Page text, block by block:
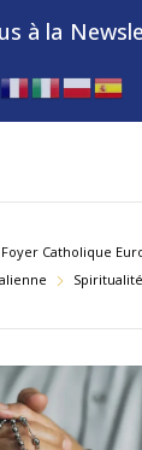
à la
Catholique
Spiritualité